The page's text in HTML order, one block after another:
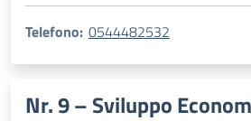
Telefono: 0544482532
Nr. 9 – Sviluppo